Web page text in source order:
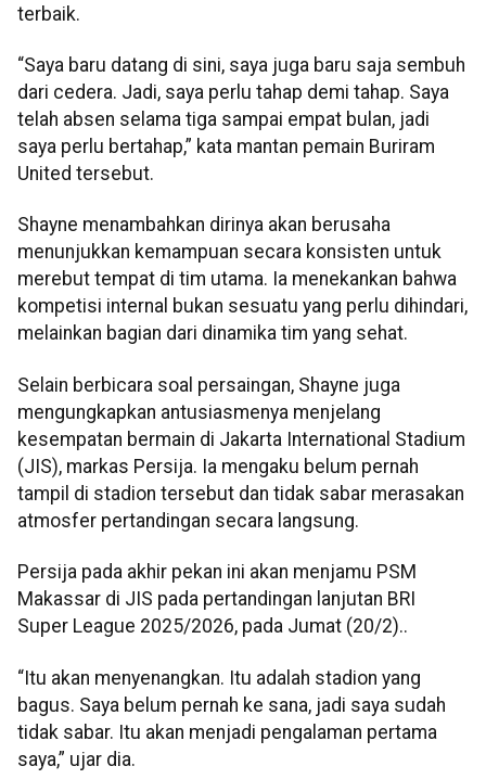
terbaik.
“Saya baru datang di sini, saya juga baru saja sembuh
dari cedera. Jadi, saya perlu tahap demi tahap. Saya
telah absen selama tiga sampai empat bulan, jadi
saya perlu bertahap,” kata mantan pemain Buriram
United tersebut.
Shayne menambahkan dirinya akan berusaha
menunjukkan kemampuan secara konsisten untuk
merebut tempat di tim utama. Ia menekankan bahwa
kompetisi internal bukan sesuatu yang perlu dihindari,
melainkan bagian dari dinamika tim yang sehat.
Selain berbicara soal persaingan, Shayne juga
mengungkapkan antusiasmenya menjelang
kesempatan bermain di Jakarta International Stadium
(JIS), markas Persija. Ia mengaku belum pernah
tampil di stadion tersebut dan tidak sabar merasakan
atmosfer pertandingan secara langsung.
Persija pada akhir pekan ini akan menjamu PSM
Makassar di JIS pada pertandingan lanjutan BRI
Super League 2025/2026, pada Jumat (20/2)..
“Itu akan menyenangkan. Itu adalah stadion yang
bagus. Saya belum pernah ke sana, jadi saya sudah
tidak sabar. Itu akan menjadi pengalaman pertama
saya,” ujar dia.